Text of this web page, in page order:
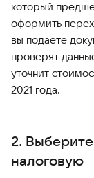
который
оформить
вы подаете
проверят
уточнит
2021 года.
2.
налоговую